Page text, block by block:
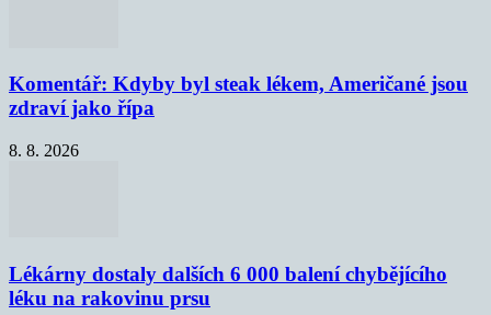
Komentář: Kdyby byl steak lékem, Američané jsou
zdraví jako řípa
8. 8. 2026
Lékárny dostaly dalších 6 000 balení chybějícího
léku na rakovinu prsu